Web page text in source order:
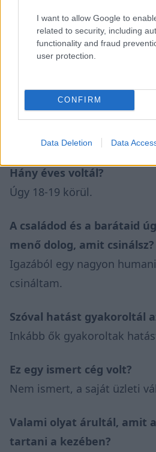
I want to allow Google to
related to security, including
functionality and fraud
user protection.
CONFIRM
Data Deletion Data
Valami sokkal olcsóbbat?
Sokkal-sokkal olcsóbbat.
Nem, egy helyben voltam.
Hány ügyfelet szolgáltál
Olyan 10 000-et egy nap
Hány éves voltál?
Úgy 18-19 körül.
A családod és a barátaid
menő dolog, amit csinálsz?
Igazából egy nagyon
csináltam.
Szóval hatást gyakoroltál
Inkább ők gyakoroltak
Ez egy ismert cég volt?
Nem ismert, a saját üzleti
Valami olyat árultál, amit
tartani a kezében?